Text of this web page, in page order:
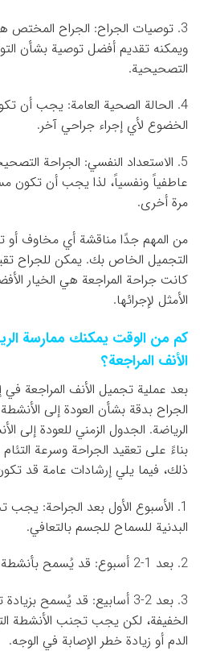
3. توصيات الجراح: الجراح المختص
ويمكنه تقديم أفضل توصية بشأن
التصحيحية.
4. الحالة الصحية العامة: يجب أن
الخضوع لأي إجراء جراحي آخر.
5. الاستعداد النفسي: الجراحة
عاطفياً ونفسياً، لذا يجب أن تكون
مرة أخرى.
من المهم جدًا مناقشة أي مخاوف أو
التجميل الخاص بك. يمكن للجراح
كانت جراحة المراجعة هي الخيار
الأمثل لإجرائها.
كم من الوقت يمكنك ممارسة
الأنف المراجعة؟
بعد عملية تجميل الأنف المراجعة
الجراح بدقة بشأن العودة إلى
الرياضة. الجدول الزمني للعودة إلى
بناءً على تعقيد الجراحة وسرعة
ذلك، فيما يلي إرشادات عامة قد
1. الأسبوع الأول بعد الجراحة:
البدنية للسماح للجسم بالتعافي.
2. بعد 1-2 أسبوع: قد يُسمح بأنشطة خفيفة مثل المشي البطيء.
3. بعد 2-3 أسابيع: قد يُسمح
الخفيفة، لكن يجب تجنب الأنشطة
الدم أو زيادة خطر الإصابة في الوجه.